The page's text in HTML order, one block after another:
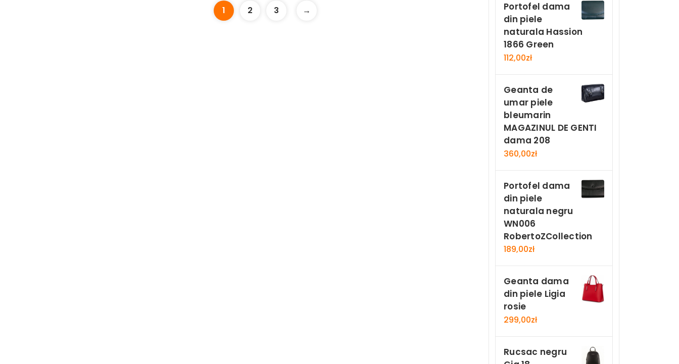
1 2 3 →
Portofel dama
din piele
naturala Hassion
1866 Green
112,00zł
Geanta de
umar piele
bleumarin
MAGAZINUL DE GENTI
dama 208
360,00zł
Portofel dama
din piele
naturala negru
WN006
RobertoZCollection
189,00zł
Geanta dama
din piele Ligia
rosie
299,00zł
Rucsac negru